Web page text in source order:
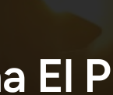
El